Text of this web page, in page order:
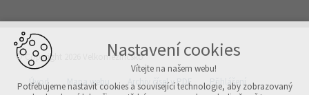
© Copyright 2026 Velkomeziříčsko
Úvod Mapa webu Archiv čísel v PDF Přihlášení
Nastavení cookies
Vítejte na našem webu!
Potřebujeme nastavit cookies a související technologie, aby zobrazovaný